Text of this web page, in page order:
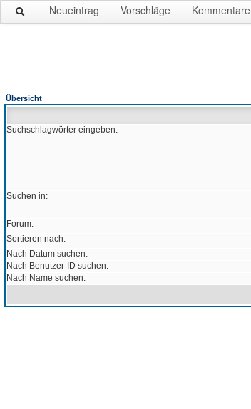
Neueintrag Vorschläge Kommentare
Übersicht
Suchschlagwörter eingeben:
Suchen in:
Forum:
Sortieren nach:
Nach Datum suchen:
Nach Benutzer-ID suchen:
Nach Name suchen: